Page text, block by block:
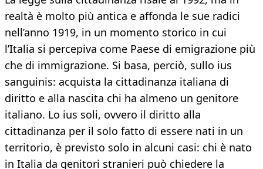
realtà è molto più antica e affonda le sue radici
nell’anno 1919, in un momento storico in cui
l’Italia si percepiva come Paese di emigrazione più
che di immigrazione. Si basa, perciò, sullo ius
sanguinis: acquista la cittadinanza italiana di
diritto e alla nascita chi ha almeno un genitore
italiano. Lo ius soli, ovvero il diritto alla
cittadinanza per il solo fatto di essere nati in un
territorio, è previsto solo in alcuni casi: chi è nato
in Italia da genitori stranieri può chiedere la